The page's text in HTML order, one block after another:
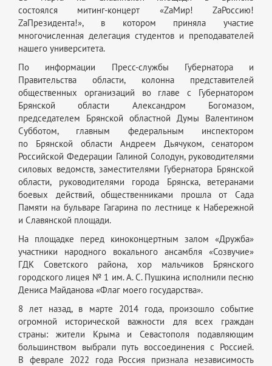
состоялся митинг-концерт «ZаМир! ZаРоссию!
ZаПрезидента!», в котором приняла участие
многочисленная делегация студентов и преподавателей
нашего университета.
По информации Пресс-службы Губернатора и
Правительства области, колонна представителей
общественных организаций во главе с Губернатором
Брянской области Александром Богомазом,
председателем Брянской областной Думы Валентином
Субботом, главным федеральным инспектором
по Брянской области Андреем Дьячуком, сенатором
Российской Федерации Галиной Солодун, руководителями
силовых ведомств, заместителями Губернатора Брянской
области, руководителями города Брянска, ветеранами
боевых действий, общественниками прошла от Сада
Памяти на бульваре Гагарина по лестнице к Набережной
и Славянской площади.
На площадке перед киноконцертным залом «Дружба»
участники народного вокального ансамбля «Созвучие»
ГДК Советского района, хор мальчиков Брянского
городского лицея № 1 им.А. С. Пушкина исполнили песню
Дениса Майданова «Флаг моего государства».
8 лет назад, в марте 2014 года, произошло событие
огромной исторической важности для всех граждан
страны: жители Крыма и Севастополя подавляющим
большинством выбрали путь воссоединения с Россией.
В феврале 2022 года Россия признала независимость